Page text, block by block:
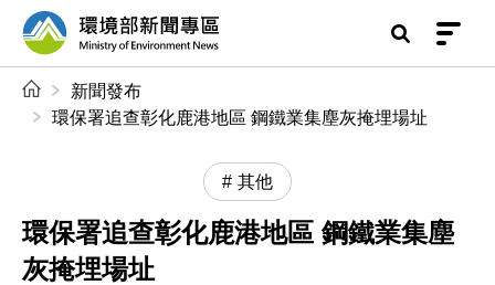
前往中央內容區塊
環境部新聞專區
新聞發布
環保署追查彰化鹿港地區 鋼鐵業集塵灰掩埋場址
其他
環保署追查彰化鹿港地區 鋼鐵業集塵
灰掩埋場址